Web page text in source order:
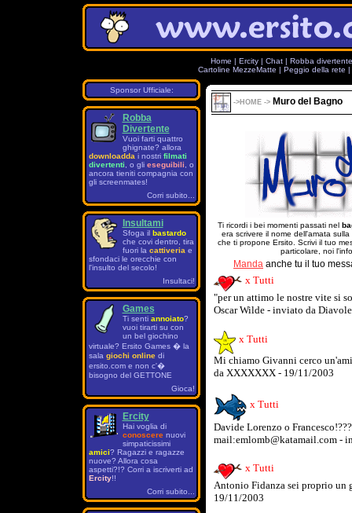
Home | Ercity | Chat | Robba
Cartoline MezzeMatte | Peggio della rete |
Sponsor Ufficiale:
Robba
Divertente
Vuoi farti quattro
ghignate? allora
downloadda i nostri filmati
divertenti , o gli eseguibili , o
ancora tieniti compagnia con
gli screenmates!
Corri subito...
Insultami
Sfoga il bastardo
che covi dentro, tira
fuori la cattiveria e
sfondaci le orecchie con
l'insulto del secolo!
Insultaci!
Games
Ti senti annoiato?
vuoi tirarti su con
un bel giochino
virtuale? Ersito Games � la
sala giochi onlinedi
ersito.com e non c'�
bisogno del GETTONE
Gioca!
Ercity
Hai voglia di
conoscerenuovi
simpaticissimi
amici? Ragazzi e ragazze
nuove? Allora cosa
aspetti?!? Corri a iscriverti ad
Ercity!!
Corri subito...
-> HOME -> Muro del Bagno
Ti ricordi i bei momenti passati nel
era scrivere il nome dell'amata sulla
che ti propone Ersito. Scrivi il tuo
particolare, noi
Manda anche tu il tuo
x Tutti
"per un attimo le nostre vite si
Oscar Wilde - inviato da
x Tutti
Mi chiamo Givanni cerco
da XXXXXXX - 19/11/2003
x Tutti
Davide Lorenzo o
mail:emlomb@katamail.com -
x Tutti
Antonio Fidanza sei proprio
19/11/2003